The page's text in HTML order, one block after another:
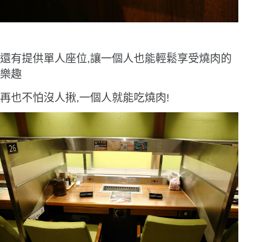
還有提供單人座位,讓一個人也能輕鬆享受燒肉的
樂趣
再也不怕沒人揪,一個人就能吃燒肉!